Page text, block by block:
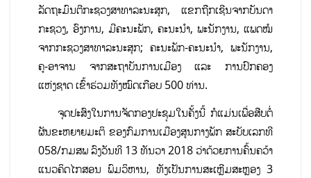
ລັດຖະມົນຕີກະຊວງສາທາລະນະສຸກ, ແຂກຖືກເຊີນຈາກບັນດາ
ກະຊວງ, ອົງການ, ມີຄະນະພັກ, ຄະນະນຳ, ພະນັກງານ, ແພດໝໍ
ຈາກກະຊວງສາທາລະນະສຸກ; ຄະນະພັກ-ຄະນະນໍາ, ພະນັກງານ,
ຄູ-ອາຈານ ຈາກສະຖາບັນການເມືອງ ແລະ ການປົກຄອງ
ແຫ່ງຊາດ ເຂົ້າຮ່ວມທັງໝົດເກືອບ 500 ທ່ານ.
ຈຸດປະສົງໃນການຈັດກອງປະຊຸມໃນຄັ້ງນີ້ ກໍແມ່ນເພື່ອສືບຕໍ່
ຜັນຂະຫຍາຍມະຕິ ຂອງກົມການເມືອງສູນກາງພັກ ສະບັບເລກທີ
058/ກມສພ ລົງວັນທີ 13 ທັນວາ 2018 ວ່າດ້ວຍການຄົ້ນຄວ້າ
ແນວຄິດໄກສອນ ພົມວິຫານ, ທັງເປັນການສະເຫຼີມສະຫຼອງ 3